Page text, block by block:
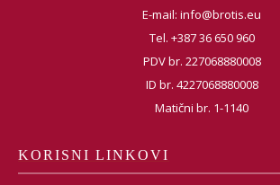
E-mail: info@brotis.eu
Tel. +387 36 650 960
PDV br. 227068880008
ID br. 4227068880008
Matični br. 1-1140
KORISNI LINKOVI